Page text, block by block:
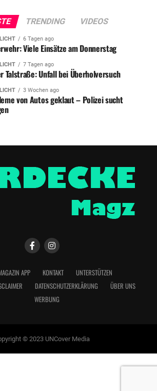
TRENDING VIDEOS
6 Tagen ago
Viele Einsätze am Donnerstag
7 Tagen ago
Talstraße: Unfall bei Überholversuch
3 Wochen ago
von Autos geklaut – Polizei sucht
APP KONTAKT
UNTERSTÜTZEN
DATENSCHUTZERKLÄRUNG
ÜBER UNS
WERBUNG
© 2023 UNCover Media